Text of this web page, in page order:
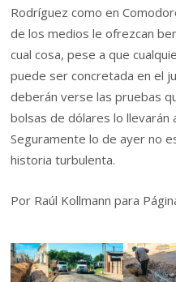
Rodríguez como en
de los medios le ofrezcan
cual cosa, pese a que
puede ser concretada en el
deberán verse las pruebas
bolsas de dólares lo llevarán
Seguramente lo de ayer no
historia turbulenta.
Por Raúl Kollmann para